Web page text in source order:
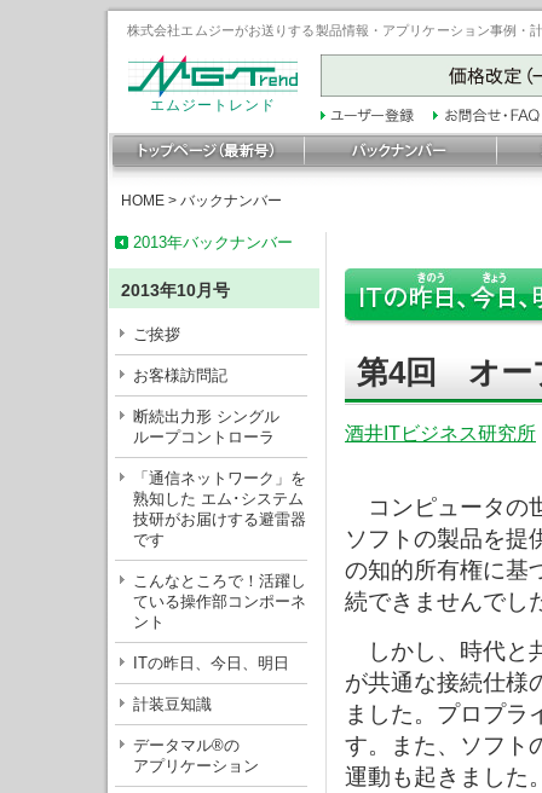
株式会社エムジーがお送りする製品情報・アプリケーション事例
エムジートレンド
HOME > バックナンバー
2013年バックナンバー
2013年10月号
ご挨拶
お客様訪問記
断続出力形 シングル
ループコントローラ
「通信ネットワーク」を
熟知した エム･システム
技研がお届けする避雷器
です
こんなところで！活躍し
ている操作部コンポーネ
ント
ITの昨日、今日、明日
計装豆知識
データマル®の
アプリケーション
第4回 オー
酒井ITビジネス研究所
コンピュータの
ソフトの製品を提
の知的所有権に基
続できませんでし
しかし、時代と
が共通な接続仕様
ました。プロプラ
す。また、ソフト
運動も起きました